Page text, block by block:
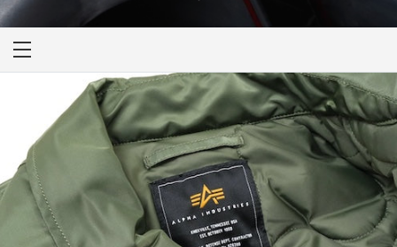
CAPTAIN TOM'S
キャプテントム